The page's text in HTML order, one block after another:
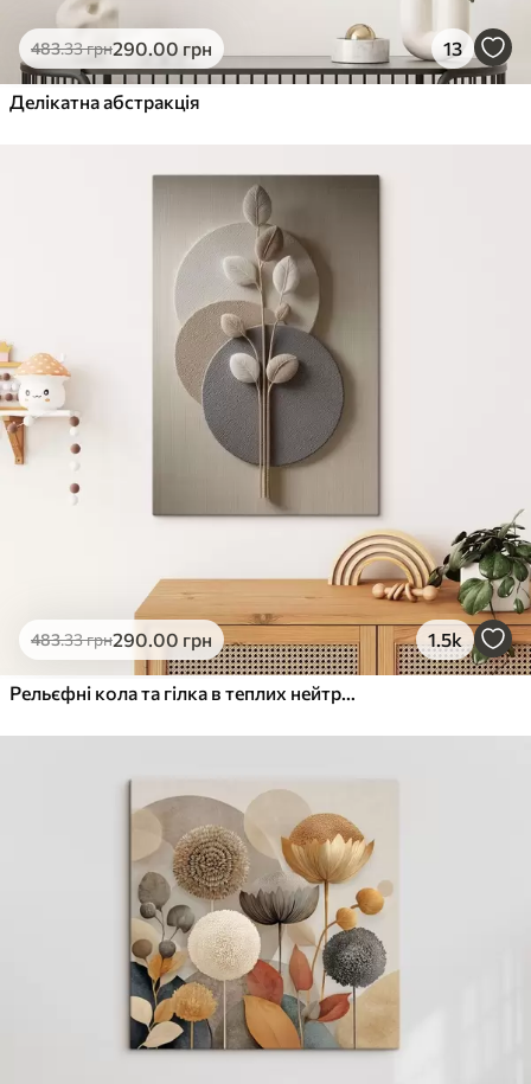
483.33грн290.00 грн 13
Делікатна абстракція
483.33грн290.00 грн 1.5k
Рельєфні кола та гілка в теплих нейтральних тонах